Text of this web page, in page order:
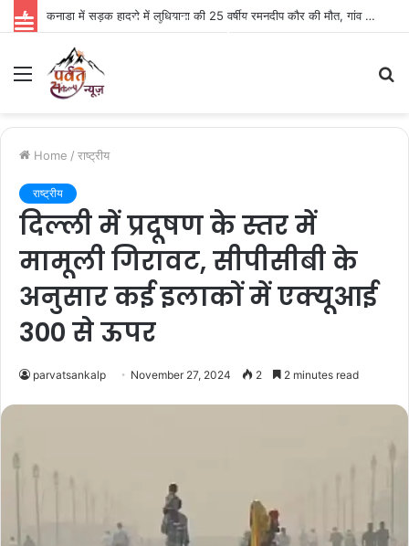
कनाडा में सड़क हादसे में लुधियाना की 25 वर्षीय रमनदीप कौर की मौत, गांव में पसरा मातम
Menu
Home / राष्ट्रीय
राष्ट्रीय
दिल्ली में प्रदूषण के स्तर में
मामूली गिरावट, सीपीसीबी के
अनुसार कई इलाकों में एक्यूआई
300 से ऊपर
parvatsankalp November 27, 2024 2 2 minutes read
Parvat Sankalp News